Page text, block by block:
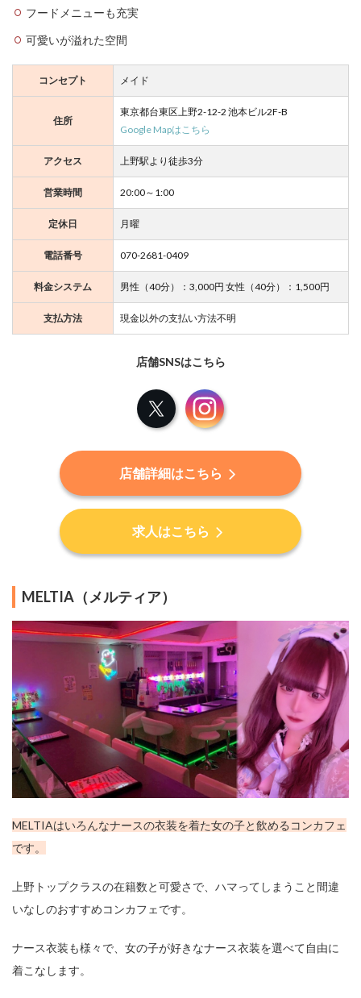
フードメニューも充実
可愛いが溢れた空間
コンセプト メイド
住所
東京都台東区上野2-12-2 池本ビル2F-B
Google Mapはこちら
アクセス 上野駅より徒歩3分
営業時間 20:00～1:00
定休日 月曜
電話番号 070-2681-0409
料金システム 男性（40分）：3,000円 女性（40分）：1,500円
支払方法 現金以外の支払い方法不明
店舗SNSはこちら
X Instagram
店舗詳細はこちら
求人はこちら
MELTIA（メルティア）
MELTIAはいろんなナースの衣装を着た女の子と飲めるコンカフェ
です。
上野トップクラスの在籍数と可愛さで、ハマってしまうこと間違
いなしのおすすめコンカフェです。
ナース衣装も様々で、女の子が好きなナース衣装を選べて自由に
着こなします。